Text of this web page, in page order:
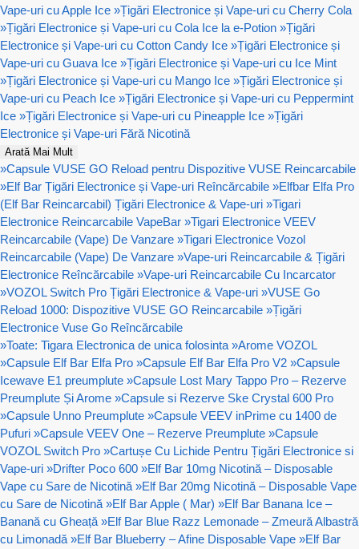
Vape-uri cu Apple Ice »Țigări Electronice și Vape-uri cu Cherry Cola
»Țigări Electronice și Vape-uri cu Cola Ice la e-Potion »Țigări
Electronice și Vape-uri cu Cotton Candy Ice »Țigări Electronice și
Vape-uri cu Guava Ice »Țigări Electronice și Vape-uri cu Ice Mint
»Țigări Electronice și Vape-uri cu Mango Ice »Țigări Electronice și
Vape-uri cu Peach Ice »Țigări Electronice și Vape-uri cu Peppermint
Ice »Țigări Electronice și Vape-uri cu Pineapple Ice »Țigări
Electronice și Vape-uri Fără Nicotină
Arată Mai Mult
»Capsule VUSE GO Reload pentru Dispozitive VUSE Reincarcabile
»Elf Bar Țigări Electronice și Vape-uri Reîncărcabile »Elfbar Elfa Pro
(Elf Bar Reincarcabil) Țigări Electronice & Vape-uri »Tigari
Electronice Reincarcabile VapeBar »Tigari Electronice VEEV
Reincarcabile (Vape) De Vanzare »Tigari Electronice Vozol
Reincarcabile (Vape) De Vanzare »Vape-uri Reincarcabile & Țigări
Electronice Reîncărcabile »Vape-uri Reincarcabile Cu Incarcator
»VOZOL Switch Pro Țigări Electronice & Vape-uri »VUSE Go
Reload 1000: Dispozitive VUSE GO Reincarcabile »Țigări
Electronice Vuse Go Reîncărcabile
»Toate: Tigara Electronica de unica folosinta »Arome VOZOL
»Capsule Elf Bar Elfa Pro »Capsule Elf Bar Elfa Pro V2 »Capsule
Icewave E1 preumplute »Capsule Lost Mary Tappo Pro – Rezerve
Preumplute Și Arome »Capsule si Rezerve Ske Crystal 600 Pro
»Capsule Unno Preumplute »Capsule VEEV inPrime cu 1400 de
Pufuri »Capsule VEEV One – Rezerve Preumplute »Capsule
VOZOL Switch Pro »Cartușe Cu Lichide Pentru Țigări Electronice si
Vape-uri »Drifter Poco 600 »Elf Bar 10mg Nicotină – Disposable
Vape cu Sare de Nicotină »Elf Bar 20mg Nicotină – Disposable Vape
cu Sare de Nicotină »Elf Bar Apple ( Mar) »Elf Bar Banana Ice –
Banană cu Gheață »Elf Bar Blue Razz Lemonade – Zmeură Albastră
cu Limonadă »Elf Bar Blueberry – Afine Disposable Vape »Elf Bar